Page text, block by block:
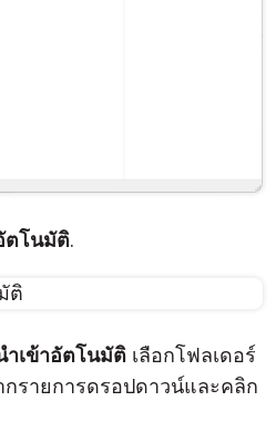
ตโนมัติ.
ำเข้าอัตโนมัติ เลือกโฟลเดอร์
รายการดรอปดาวน์และคลิก